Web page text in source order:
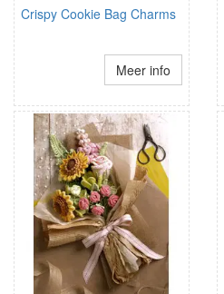
Crispy Cookie Bag Charms
Meer info